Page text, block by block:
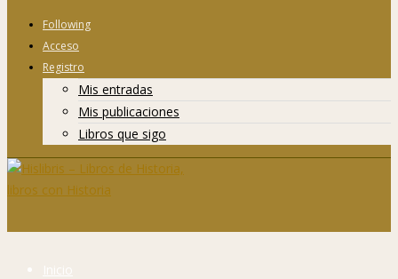
Following
Acceso
Registro
Mis entradas
Mis publicaciones
Libros que sigo
Inicio